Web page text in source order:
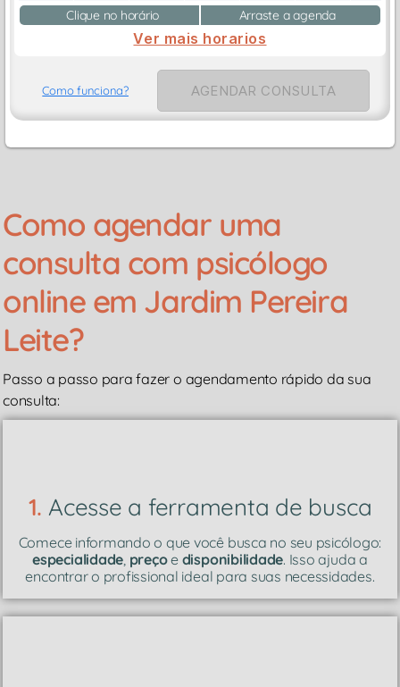
Clique no horário Arraste a agenda
Ver mais horarios
Como funciona? AGENDAR CONSULTA
Como agendar uma
consulta com psicólogo
online em Jardim Pereira
Leite?
Passo a passo para fazer o agendamento rápido da sua
consulta:
1. Acesse a ferramenta de busca
Comece informando o que você busca no seu psicólogo:
especialidade preçoe disponibilidade. Isso ajuda a
encontrar o profissional ideal para suas necessidades.